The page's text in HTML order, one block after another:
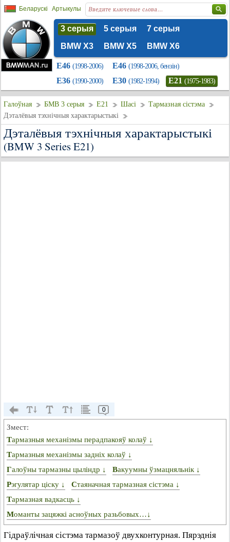
Беларускі Артыкулы
3 серыя 5 серыя
7 серыя
BMW X3
BMW X5 BMW X6
E46 (1998-2006) E46 (1998-2006, бензін)
E36 (1990-2000) E30 (1982-1994) E21 (1975-1983)
Галоўная БМВ 3 серыя E21 Шасі
Тармазная сістэма
Дэталёвыя тэхнічныя характарыстыкі
Дэталёвыя тэхнічныя характарыстыкі
(BMW 3 Series E21)
0
Змест:
Тармазныя механізмы перадпакояў колаў ↓
Тармазныя механізмы задніх колаў ↓
Галоўны тармазны цыліндр ↓
Вакуумны ўзмацняльнік ↓
Рэгулятар ціску ↓
Стаяначная тармазная сістэма ↓
Тармазная вадкасць ↓
Моманты зацяжкі асноўных разьбовых…↓
Гідраўлічная сістэма тармазоў двухконтурная. Пярэднія